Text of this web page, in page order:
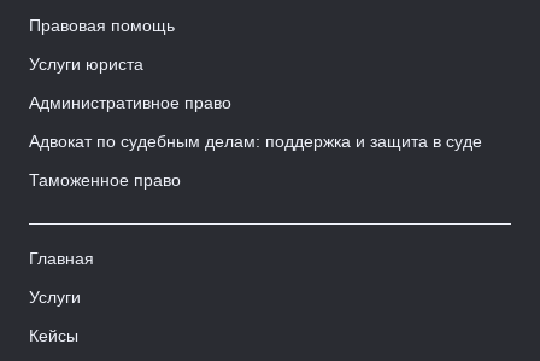
Правовая помощь
Услуги юриста
Административное право
Адвокат по судебным делам: поддержка и защита в суде
Таможенное право
Главная
Услуги
Кейсы